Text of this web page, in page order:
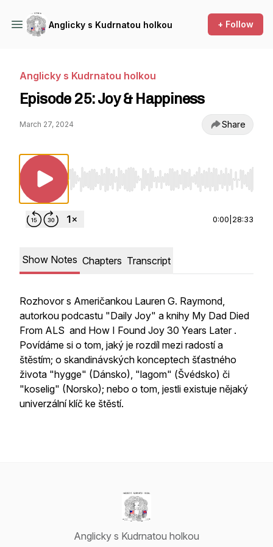
Anglicky s Kudrnatou holkou + Follow
Anglicky s Kudrnatou holkou
Episode 25: Joy & Happiness
March 27, 2024 Share
Use Left/Right to seek, Home/End to jump
0:00 28:33
Show Notes Chapters Transcript
Rozhovor s Američankou Lauren G. Raymond,
autorkou podcastu "Daily Joy" a knihy My Dad Died
From ALS and How I Found Joy 30 Years Later .
Povídáme si o tom, jaký je rozdíl mezi radostí a
štěstím; o skandinávských konceptech šťastného
života "hygge" (Dánsko), "lagom" (Švédsko) či
"koselig" (Norsko); nebo o tom, jestli existuje nějaký
univerzální klíč ke štěstí.
Anglicky s Kudrnatou holkou